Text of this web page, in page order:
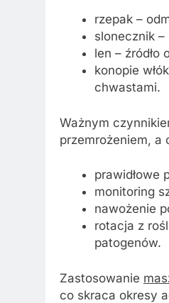
rzepak –
slonecznik
len – źródło
konopie
chwastami.
Ważnym
przemrożeniem, a
prawidłowe
monitoring
nawożenie
rotacja z
patogenów.
Zastosowanie
co skraca okresy